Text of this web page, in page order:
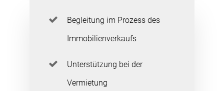
Begleitung im Prozess des
Immobilienverkaufs
Unterstützung bei der
Vermietung